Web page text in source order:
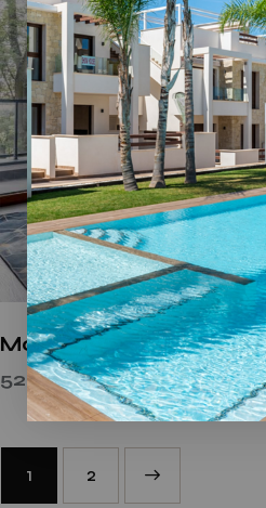
Modern studio
525,000.00€
1 2